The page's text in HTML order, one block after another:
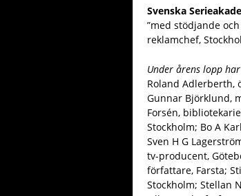
Svenska
”med stödjande
reklamchef,
Under årens lopp
Roland Adlerberth,
Gunnar Björklund,
Forsén,
Stockholm; Bo A
Sven H G
tv-producent,
författare, Farsta;
Stockholm; Stellan